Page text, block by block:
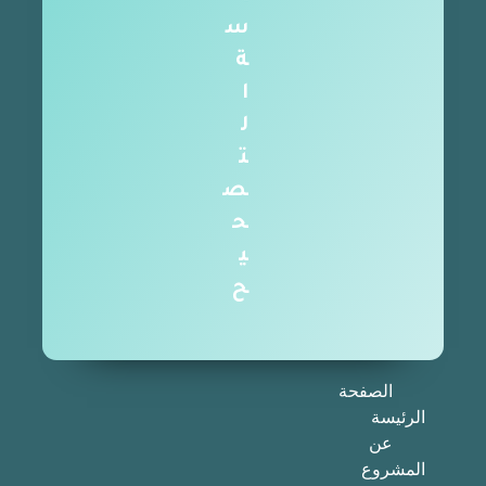
س
ة
ا
ل
ت
ص
ح
ي
ح
الصفحة
الرئيسة
عن
المشروع